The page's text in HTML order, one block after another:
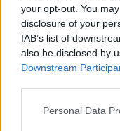
your opt-out. You
disclosure of your
IAB’s list of
also be disclosed by
Downstream
Personal Data